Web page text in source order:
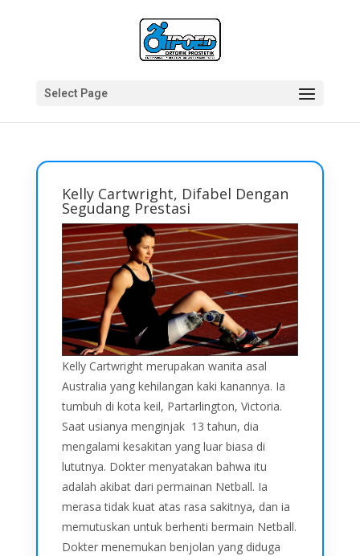
Select Page
Kelly Cartwright, Difabel Dengan
Segudang Prestasi
Kelly Cartwright merupakan wanita asal
Australia yang kehilangan kaki kanannya. Ia
tumbuh di kota keil, Partarlington, Victoria.
Saat usianya menginjak 13 tahun, dia
mengalami kesakitan yang luar biasa di
lututnya. Dokter menyatakan bahwa itu
adalah akibat dari permainan Netball. Ia
merasa tidak kuat atas rasa sakitnya, dan ia
memutuskan untuk berhenti bermain Netball.
Dokter menemukan benjolan yang diduga